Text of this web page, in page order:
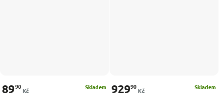
Skladem
8990
Kč
Skladem
92990
Kč